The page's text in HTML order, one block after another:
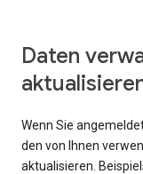
Daten
Wenn Sie
den von Ihnen
aktualisieren.